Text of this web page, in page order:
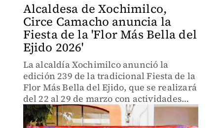
Alcaldesa de Xochimilco,
Circe Camacho anuncia la
Fiesta de la 'Flor Más Bella del
Ejido 2026'
La alcaldía Xochimilco anunció la
edición 239 de la tradicional Fiesta de la
Flor Más Bella del Ejido, que se realizará
del 22 al 29 de marzo con actividades
culturales, gastronomía y conciertos
gratuitos.